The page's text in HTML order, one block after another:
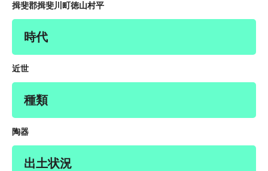
揖斐郡揖斐川町徳山村平
時代
近世
種類
陶器
出土状況